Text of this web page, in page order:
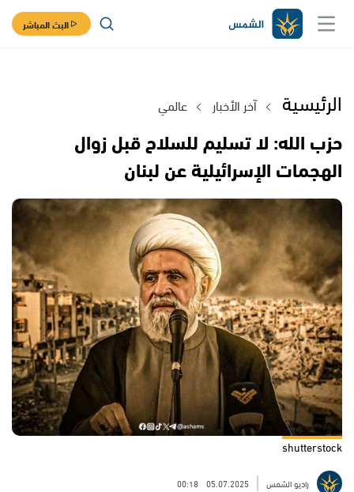
البث المباشر
الرئيسية آخر الأخبار عالمي
حزب الله: لا تسليم للسلاح قبل زوال
الهجمات الإسرائيلية عن لبنان
shutterstock
راديو الشمس 05.07.2025
00:18